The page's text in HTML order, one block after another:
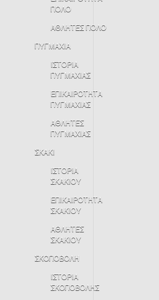
ΠΟΛΟ
ΑΘΛΗΤΕΣ ΠΟΛΟ
ΠΥΓΜΑΧΙΑ
ΙΣΤΟΡΙΑ
ΠΥΓΜΑΧΙΑΣ
ΕΠΙΚΑΙΡΟΤΗΤΑ
ΠΥΓΜΑΧΙΑΣ
ΑΘΛΗΤΕΣ
ΠΥΓΜΑΧΙΑΣ
ΣΚΑΚΙ
ΙΣΤΟΡΙΑ
ΣΚΑΚΙΟΥ
ΕΠΙΚΑΙΡΟΤΗΤΑ
ΣΚΑΚΙΟΥ
ΑΘΛΗΤΕΣ
ΣΚΑΚΙΟΥ
ΣΚΟΠΟΒΟΛΗ
ΙΣΤΟΡΙΑ
ΣΚΟΠΟΒΟΛΗΣ